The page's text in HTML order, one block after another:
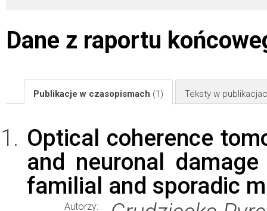
Dane z raportu
Publikacje w czasopismach (1) Teksty w
Optical coherence
and neuronal
familial and sporadic
Autorzy: